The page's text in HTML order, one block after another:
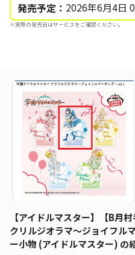
発売予定： 2026年6月4日
※実際の発売日はサービスをご確認ください。
【アイドルマスター】【B月
クリルジオラマ～ジョイフル
ー小物 (アイドルマスター) の